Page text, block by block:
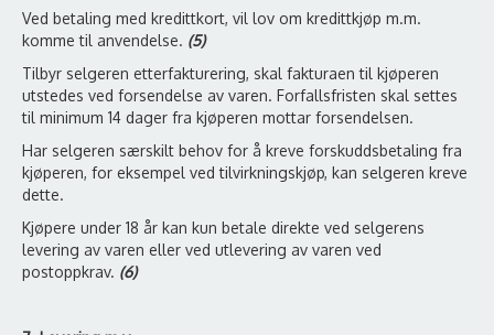
Ved betaling med kredittkort, vil lov om kredittkjøp m.m.
komme til anvendelse. (5)
Tilbyr selgeren etterfakturering, skal fakturaen til kjøperen
utstedes ved forsendelse av varen. Forfallsfristen skal settes
til minimum 14 dager fra kjøperen mottar forsendelsen.
Har selgeren særskilt behov for å kreve forskuddsbetaling fra
kjøperen, for eksempel ved tilvirkningskjøp, kan selgeren kreve
dette.
Kjøpere under 18 år kan kun betale direkte ved selgerens
levering av varen eller ved utlevering av varen ved
postoppkrav. (6)